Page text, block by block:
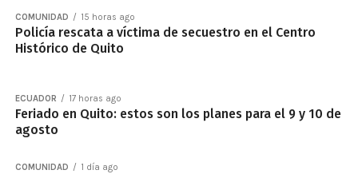
COMUNIDAD 15 horas ago
Policía rescata a víctima de secuestro en el Centro
Histórico de Quito
ECUADOR 17 horas ago
Feriado en Quito: estos son los planes para el 9 y 10 de
agosto
COMUNIDAD 1 día ago